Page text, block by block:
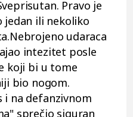
Pravo je
jedan ili nekoliko
udaraca
intezitet posle
koji bi u tome
bio nogom.
i na defanzivnom
sprečio siguran